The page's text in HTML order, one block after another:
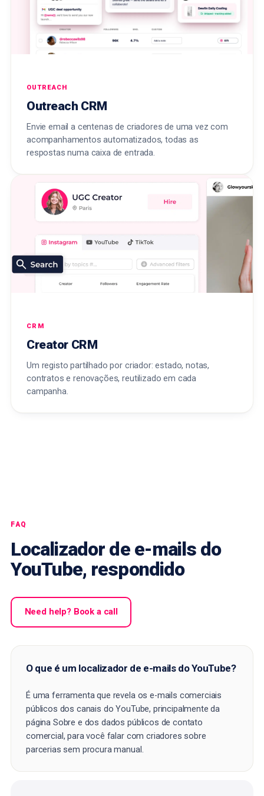
OUTREACH
Outreach CRM
Envie email a centenas de criadores de uma vez com
acompanhamentos automatizados, todas as
respostas numa caixa de entrada.
CRM
Creator CRM
Um registo partilhado por criador: estado, notas,
contratos e renovações, reutilizado em cada
campanha.
FAQ
Localizador de e-mails do
YouTube, respondido
Need help? Book a call
O que é um localizador de e-mails do YouTube?
É uma ferramenta que revela os e-mails comerciais
públicos dos canais do YouTube, principalmente da
página Sobre e dos dados públicos de contato
comercial, para você falar com criadores sobre
parcerias sem procura manual.